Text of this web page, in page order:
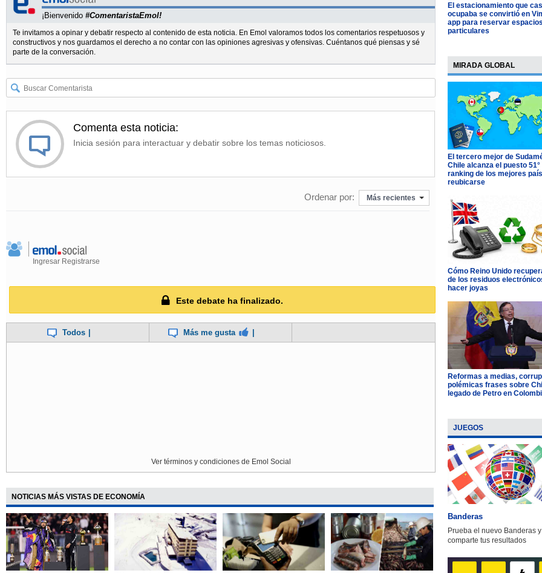
¡Bienvenido #ComentaristaEmol!
Te invitamos a opinar y debatir respecto al contenido de esta noticia. En Emol valoramos todos los comentarios respetuosos y
constructivos y nos guardamos el derecho a no contar con las opiniones agresivas y ofensivas. Cuéntanos qué piensas y sé
parte de la conversación.
Comenta esta noticia:
Inicia sesión para interactuar y debatir sobre los temas noticiosos.
Ordenar por: Más recientes
Ingresar Registrarse
Este debate ha finalizado.
Todos Más me gusta
Ver términos y condiciones de Emol Social
NOTICIAS MÁS VISTAS DE ECONOMÍA
El estacionamiento que
ocupaba se convirtió en
app para reservar espacios
particulares
MIRADA GLOBAL
El tercero mejor de
Chile alcanza el puesto 51°
ranking de los mejores
reubicarse
Cómo Reino Unido
de los residuos
hacer joyas
Reformas a medias,
polémicas frases sobre
legado de Petro en
JUEGOS
Banderas
Prueba el nuevo Banderas y
comparte tus resultados